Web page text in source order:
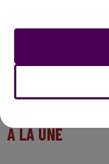
À LA UNE